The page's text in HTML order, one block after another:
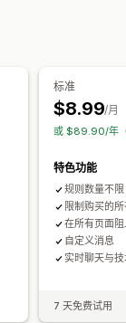
标准
$8.99/月
或 $89.90/年
特色功能
规则数量不限
限制购买的
在所有页面
自定义消息
实时聊天与
7 天免费试用